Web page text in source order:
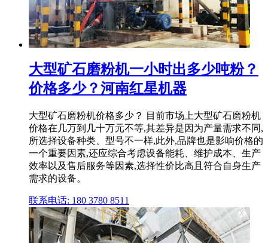
大型矿石磨粉机一小时出多少吨粉？
价格多少？河南红星机器
大型矿石磨粉机价格多少？ 目前市场上大型矿石磨粉机
价格在几万到几十万元不等,其差异是因为产量需求不同,
所选择设备种类、型号不一样,此外,品牌也是影响价格的
一个重要因素,还应综合考虑设备能耗、维护成本、生产
效率以及售后服务等因素,选择性价比高且符合自身生产
需求的设备。
联系电话: 180 3780 8511